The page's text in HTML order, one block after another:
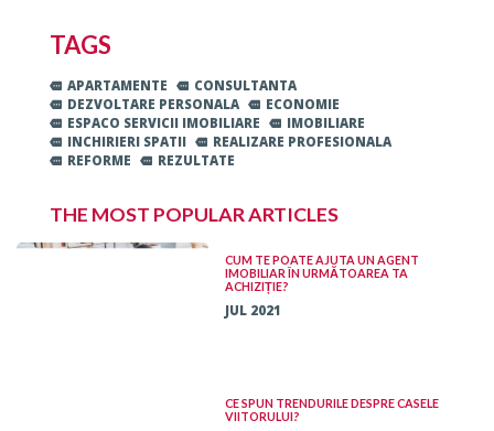
TAGS
APARTAMENTE
CONSULTANTA
DEZVOLTARE PERSONALA
ECONOMIE
ESPACO SERVICII IMOBILIARE
IMOBILIARE
INCHIRIERI SPATII
REALIZARE PROFESIONALA
REFORME
REZULTATE
THE MOST POPULAR ARTICLES
CUM TE POATE AJUTA UN AGENT
IMOBILIAR ÎN URMĂTOAREA TA
ACHIZIȚIE?
JUL 2021
CE SPUN TRENDURILE DESPRE CASELE
VIITORULUI?